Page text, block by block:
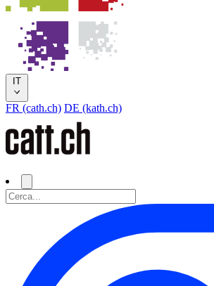
IT
FR (cath.ch) DE (kath.ch)